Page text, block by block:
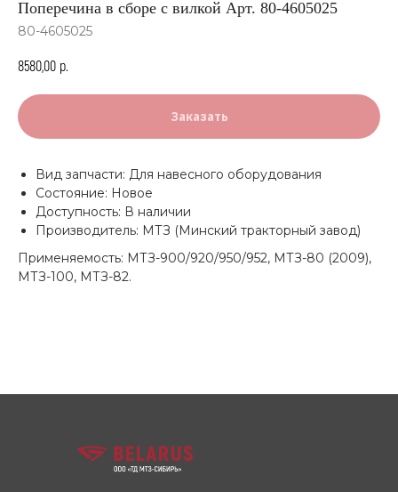
Поперечина в сборе с вилкой Арт. 80-4605025
80-4605025
8580,00 р.
Заказать
Вид запчасти: Для навесного оборудования
Состояние: Новое
Доступность: В наличии
Производитель: МТЗ (Минский тракторный завод)
Применяемость: МТЗ-900/920/950/952, МТЗ-80 (2009),
МТЗ-100, МТЗ-82.